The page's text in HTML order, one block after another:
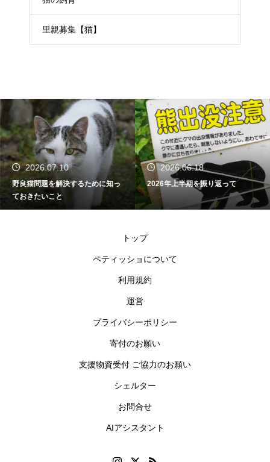
里親募集【猫】
2026.07.10
野良猫問題を解決するために知っ
ておきたいこと
2026.06.18
2026年上半期を振り返って
トップ
ペティッショについて
利用規約
運営
プライバシーポリシー
寄付のお願い
支援物資受付 ご協力のお願い
シェルター
お問合せ
AIアシスタント